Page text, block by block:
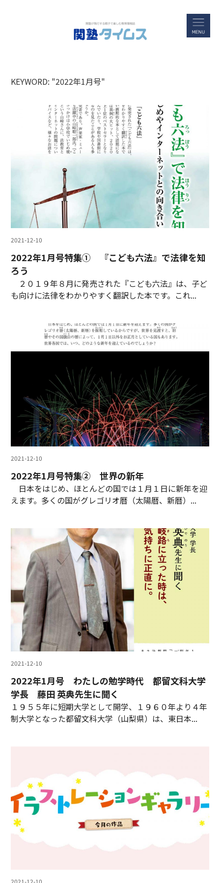
KEYWORD: "2022年1月号"
2021-12-10
2022年1月号特集① 『こども六法』で法律を知
ろう
２０１９年８月に発売された『こども六法』は、子ど
も向けに法律をわかりやすく翻訳した本です。これ...
2021-12-10
2022年1月号特集② 世界の新年
日本をはじめ、ほとんどの国では１月１日に新年を迎
えます。多くの国がグレゴリオ暦（太陽暦、新暦）...
2021-12-10
2022年1月号 わたしの勉学時代 都留文科大学
学長 藤田 英典先生に聞く
１９５５年に短期大学として開学、１９６０年より４年
制大学となった都留文科大学（山梨県）は、東日本...
2021-12-10